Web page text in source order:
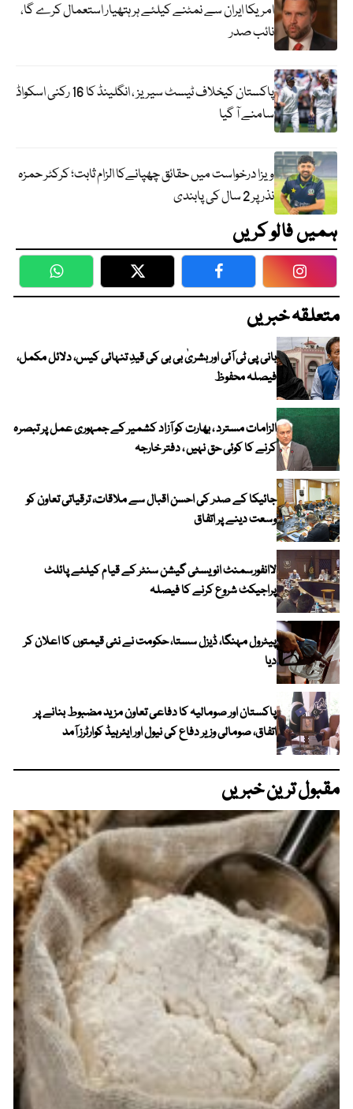
امریکا ایران سے نمٹنے کیلئے ہر ہتھیار استعمال کرے گا،
نائب صدر
پاکستان کیخلاف ٹیسٹ سیریز ، انگلینڈ کا 16 رکنی اسکواڈ
سامنے آ گیا
ویزا درخواست میں حقائق چھپانےکا الزام ثابت؛ کرکٹر حمزہ
نذر پر 2 سال کی پابندی
ہمیں فالو کریں
WhatsApp Twitter Facebook
متعلقہ خبریں
بانی پی ٹی آئی اور بشریٰ بی بی کی قیدِ تنہائی کیس، دلائل مکمل،
فیصلہ محفوظ
الزامات مسترد ، بھارت کو آزاد کشمیر کے جمہوری عمل پر تبصرہ
کرنے کا کوئی حق نہیں ، دفتر خارجہ
جائیکا کے صدر کی احسن اقبال سے ملاقات، ترقیاتی تعاون کو
وسعت دینے پر اتفاق
لاانفورسمنٹ انویسٹی گیشن سنٹر کے قیام کیلئے پائلٹ
پراجیکٹ شروع کرنے کا فیصلہ
پیٹرول مہنگا، ڈیزل سستا، حکومت نے نئی قیمتوں کا اعلان کر
دیا
پاکستان اور صومالیہ کا دفاعی تعاون مزید مضبوط بنانے پر
اتفاق، صومالی وزیر دفاع کی نیول اور ایئرہیڈ کوارٹرز آمد
مقبول ترین خبریں